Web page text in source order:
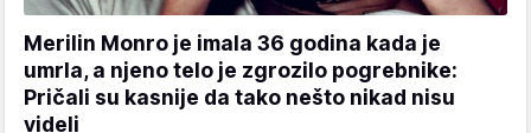
Merilin Monro je imala 36 godina kada je
umrla, a njeno telo je zgrozilo pogrebnike:
Pričali su kasnije da tako nešto nikad nisu
videli